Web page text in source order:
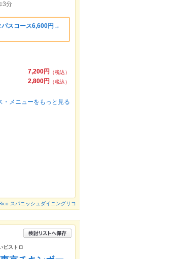
3分
パスコース6,600円→
7,200円
（税込）
2,800円
（税込）
・メニューをもっと見る
スパニッシュダイニングリコ
ビストロ